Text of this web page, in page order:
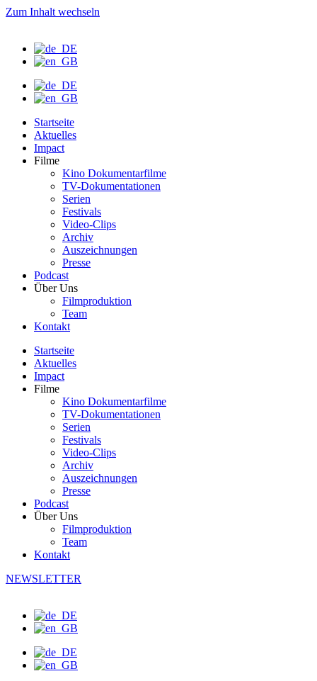
Zum Inhalt wechseln
Startseite
Aktuelles
Impact
Filme
Kino Dokumentarfilme
TV-Dokumentationen
Serien
Festivals
Video-Clips
Archiv
Auszeichnungen
Presse
Podcast
Über Uns
Filmproduktion
Team
Kontakt
Startseite
Aktuelles
Impact
Filme
Kino Dokumentarfilme
TV-Dokumentationen
Serien
Festivals
Video-Clips
Archiv
Auszeichnungen
Presse
Podcast
Über Uns
Filmproduktion
Team
Kontakt
NEWSLETTER